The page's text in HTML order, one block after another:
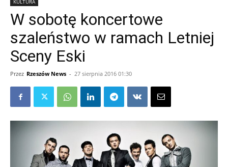
KULTURA
W sobotę koncertowe
szaleństwo w ramach Letniej
Sceny Eski
Przez Rzeszów News - 27 sierpnia 2016 01:30